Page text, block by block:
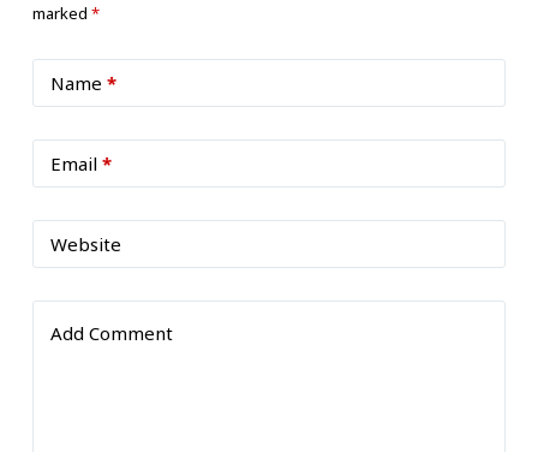
marked *
Name *
Email*
Website
Add Comment